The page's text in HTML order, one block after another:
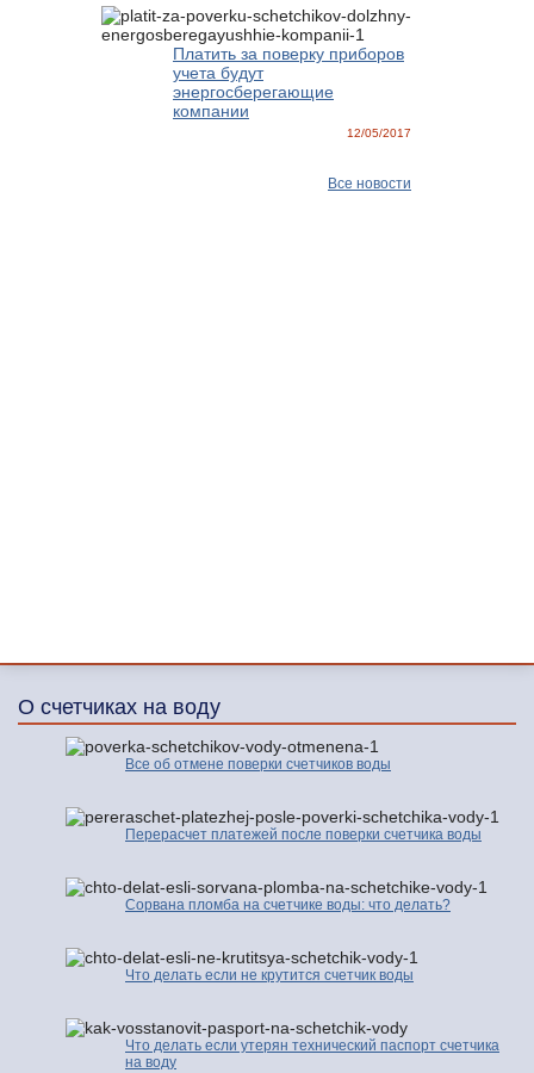
Платить за поверку приборов
учета будут
энергосберегающие
компании
12/05/2017
Все новости
О счетчиках на воду
Все об отмене поверки счетчиков воды
Перерасчет платежей после поверки счетчика воды
Сорвана пломба на счетчике воды: что делать?
Что делать если не крутится счетчик воды
Что делать если утерян технический паспорт счетчика
на воду